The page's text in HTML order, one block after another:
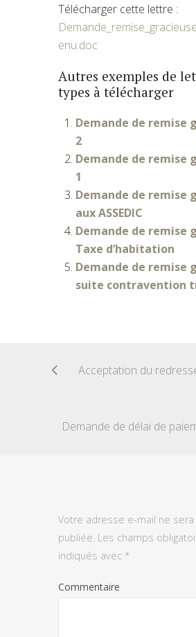
Télécharger cette lettre :
enu.doc
Autres exemples de
types à télécharger
Demande de remise
2
Demande de remise
1
Demande de remise
aux ASSEDIC
Demande de remise
Taxe d’habitation
Demande de remise
suite contravention
Votre adresse e-mail ne sera
publiée. Les champs
indiqués avec *
Commentaire